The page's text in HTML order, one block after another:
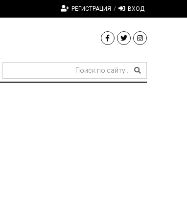
РЕГИСТРАЦИЯ / ВХОД